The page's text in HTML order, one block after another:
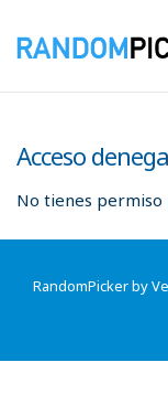
Acceso
No tienes permiso
RandomPicker by